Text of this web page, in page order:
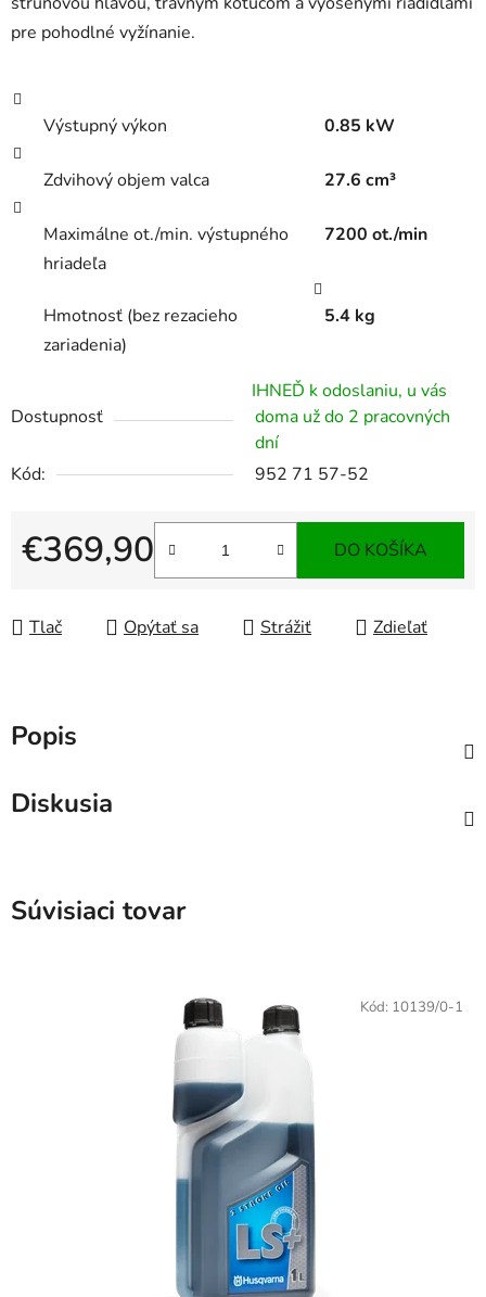
pre pohodlné vyžínanie.
Výstupný výkon 0.85 kW
Zdvihový objem valca 27.6 cm³
Maximálne ot./min. výstupného
hriadeľa
7200 ot./min
Hmotnosť (bez rezacieho
zariadenia)
5.4 kg
Dostupnosť
IHNEĎ k odoslaniu, u vás
doma už do 2 pracovných
dní
Kód:
952 71 57-52
€369,90 DO KOŠÍKA
Tlač Opýtať sa Strážiť Zdieľať
Popis
Diskusia
Súvisiaci tovar
Kód: 10139/0-1